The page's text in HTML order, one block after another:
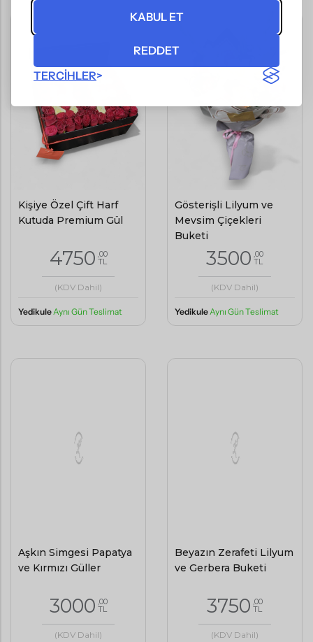
KABUL ET
REDDET
TERCIHLER
Kişiye Özel Çift Harf
Kutuda Premium Gül
4750 ,00
TL
(KDV Dahil)
YedikuleAynı Gün Teslimat
Gösterişli Lilyum ve
Mevsim Çiçekleri
Buketi
3500 ,00
TL
(KDV Dahil)
YedikuleAynı Gün Teslimat
Aşkın Simgesi Papatya
ve Kırmızı Güller
3000 ,00
TL
(KDV Dahil)
Beyazın Zerafeti Lilyum
ve Gerbera Buketi
3750 ,00
TL
(KDV Dahil)